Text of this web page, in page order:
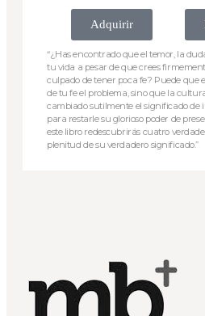
Adquirir
“¿Has encontrado que el temor, la
tu vida a pesar de que crees
culpado de tener poca fe? Puede que
de tu fe el problema, sino que la
cambiado sutilmente el significado de
para restarle su glorioso poder de
este libro redescubrirás cuatro
plenitud de su verdadero significado.”